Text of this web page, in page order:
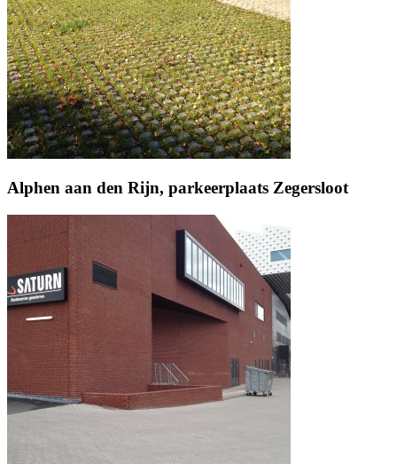
Alphen aan den Rijn, parkeerplaats Zegersloot